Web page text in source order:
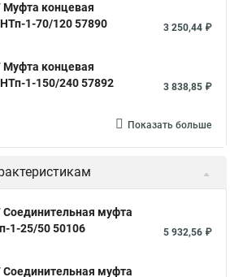
Муфта концевая
1-70/120 57890
3 250,44 ₽
Муфта концевая
1-150/240 57892
3 838,85 ₽
Показать больше
Соединительная муфта
1-25/50 50106
5 932,56 ₽
Соединительная муфта